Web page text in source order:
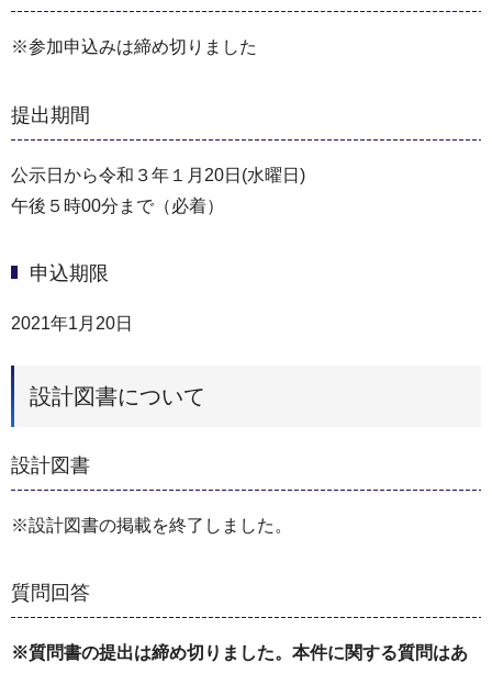
※参加申込みは締め切りました
提出期間
公示日から令和３年１月20日(水曜日)
午後５時00分まで（必着）
申込期限
2021年1月20日
設計図書について
設計図書
※設計図書の掲載を終了しました。
質問回答
※質問書の提出は締め切りました。本件に関する質問はあ